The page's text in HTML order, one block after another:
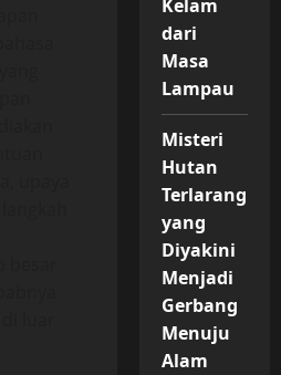
Kelam
dari
Masa
Lampau
Misteri
Hutan
Terlarang
yang
Diyakini
Menjadi
Gerbang
Menuju
Alam